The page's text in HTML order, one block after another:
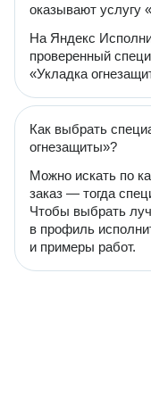
оказывают услугу
На Яндекс
проверенный
«Укладка
Как выбрать
огнезащиты»?
Можно искать по
заказ — тогда
Чтобы выбрать
в профиль
и примеры работ.